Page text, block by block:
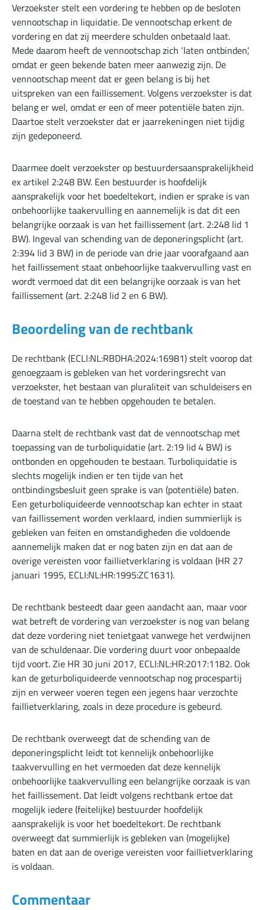
Verzoekster stelt een vordering te hebben op de besloten
vennootschap in liquidatie. De vennootschap erkent de
vordering en dat zij meerdere schulden onbetaald laat.
Mede daarom heeft de vennootschap zich ‘laten ontbinden’,
omdat er geen bekende baten meer aanwezig zijn. De
vennootschap meent dat er geen belang is bij het
uitspreken van een faillissement. Volgens verzoekster is dat
belang er wel, omdat er een of meer potentiële baten zijn.
Daartoe stelt verzoekster dat er jaarrekeningen niet tijdig
zijn gedeponeerd.
Daarmee doelt verzoekster op bestuurdersaansprakelijkheid
ex artikel 2:248 BW. Een bestuurder is hoofdelijk
aansprakelijk voor het boedeltekort, indien er sprake is van
onbehoorlijke taakervulling en aannemelijk is dat dit een
belangrijke oorzaak is van het faillissement (art. 2:248 lid 1
BW). Ingeval van schending van de deponeringsplicht (art.
2:394 lid 3 BW) in de periode van drie jaar voorafgaand aan
het faillissement staat onbehoorlijke taakvervulling vast en
wordt vermoed dat dit een belangrijke oorzaak is van het
faillissement (art. 2:248 lid 2 en 6 BW).
Beoordeling van de rechtbank
De rechtbank (ECLI:NL:RBDHA:2024:16981) stelt voorop dat
genoegzaam is gebleken van het vorderingsrecht van
verzoekster, het bestaan van pluraliteit van schuldeisers en
de toestand van te hebben opgehouden te betalen.
Daarna stelt de rechtbank vast dat de vennootschap met
toepassing van de turboliquidatie (art. 2:19 lid 4 BW) is
ontbonden en opgehouden te bestaan. Turboliquidatie is
slechts mogelijk indien er ten tijde van het
ontbindingsbesluit geen sprake is van (potentiële) baten.
Een geturboliquideerde vennootschap kan echter in staat
van faillissement worden verklaard, indien summierlijk is
gebleken van feiten en omstandigheden die voldoende
aannemelijk maken dat er nog baten zijn en dat aan de
overige vereisten voor faillietverklaring is voldaan (HR 27
januari 1995, ECLI:NL:HR:1995:ZC1631).
De rechtbank besteedt daar geen aandacht aan, maar voor
wat betreft de vordering van verzoekster is nog van belang
dat deze vordering niet tenietgaat vanwege het verdwijnen
van de schuldenaar. Die vordering duurt voor onbepaalde
tijd voort. Zie HR 30 juni 2017, ECLI:NL:HR:2017:1182. Ook
kan de geturboliquideerde vennootschap nog procespartij
zijn en verweer voeren tegen een jegens haar verzochte
faillietverklaring, zoals in deze procedure is gebeurd.
De rechtbank overweegt dat de schending van de
deponeringsplicht leidt tot kennelijk onbehoorlijke
taakvervulling en het vermoeden dat deze kennelijk
onbehoorlijke taakvervulling een belangrijke oorzaak is van
het faillissement. Dat leidt volgens rechtbank ertoe dat
mogelijk iedere (feitelijke) bestuurder hoofdelijk
aansprakelijk is voor het boedeltekort. De rechtbank
overweegt dat summierlijk is gebleken van (mogelijke)
baten en dat aan de overige vereisten voor faillietverklaring
is voldaan.
Commentaar